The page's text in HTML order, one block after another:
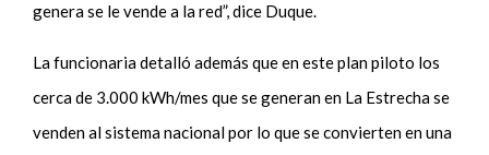
genera se le vende a la red”, dice Duque.
La funcionaria detalló además que en este plan piloto los
cerca de 3.000 kWh/mes que se generan en La Estrecha se
venden al sistema nacional por lo que se convierten en una